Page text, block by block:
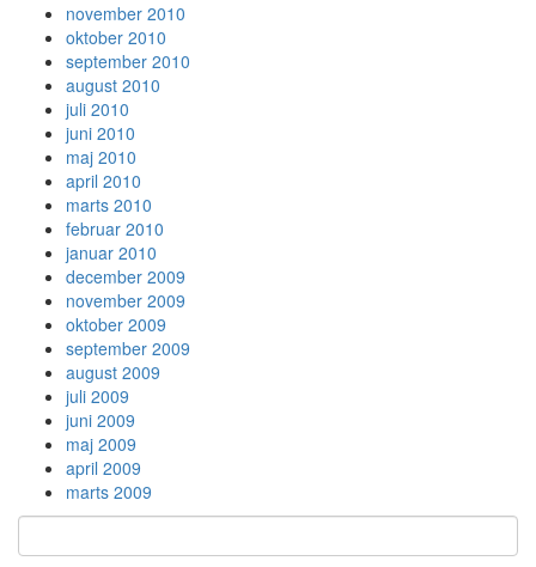
november 2010
oktober 2010
september 2010
august 2010
juli 2010
juni 2010
maj 2010
april 2010
marts 2010
februar 2010
januar 2010
december 2009
november 2009
oktober 2009
september 2009
august 2009
juli 2009
juni 2009
maj 2009
april 2009
marts 2009